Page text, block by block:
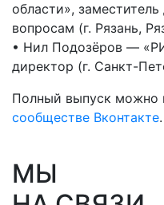
области»,
вопросам (г. Рязань,
• Нил Подозёров —
директор (г. Санкт-
Полный выпуск можно
сообществе Вконтакте
МЫ